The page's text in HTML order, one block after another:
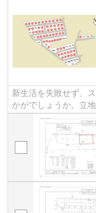
新生活を失敗せず、
かがでしょうか。立
や大規模の工場など